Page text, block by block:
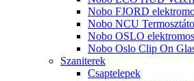
Nobo FJORD
Nobo NCU
Nobo OSLO
Nobo Oslo Clip On
Szaniterek
Csaptelepek